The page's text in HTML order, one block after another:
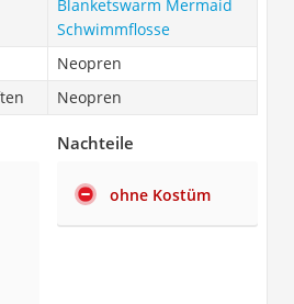
Blanketswarm Mermaid
Schwimmflosse
Neopren
Neopren
Nachteile
ohne Kostüm